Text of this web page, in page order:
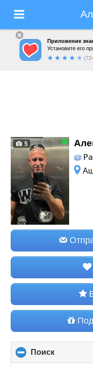
Приложение
Установите его
5
Поиск
to